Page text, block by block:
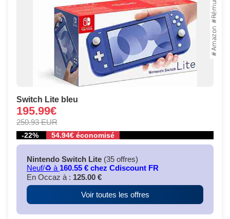
Switch Lite bleu
195.99€
250.93 EUR
-22% 54.94€ économisé
Nintendo Switch Lite (35 offres)
Neuf/♻️ à 160.55 € chez Cdiscount FR
En Occaz à : 125.00 €
Voir toutes les offres